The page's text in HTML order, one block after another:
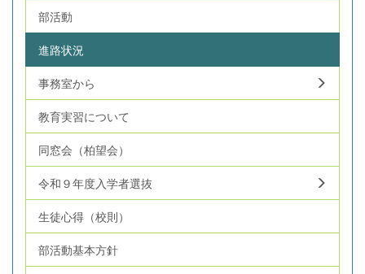
部活動
進路状況
事務室から
教育実習について
同窓会（柏望会）
令和９年度入学者選抜
生徒心得（校則）
部活動基本方針